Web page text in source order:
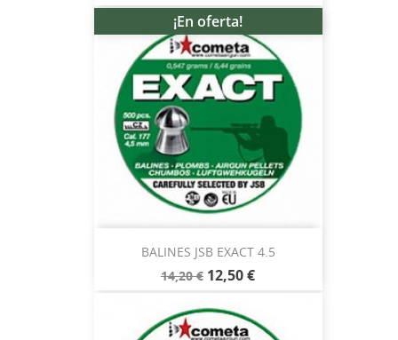
BALINES JSB EXACT 4.5
14,20 € 12,50 €
¡En oferta!